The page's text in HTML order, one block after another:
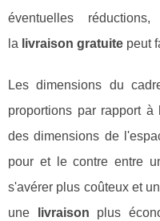
éventuelles
la livraison gratuite peut
Les dimensions du
proportions par rapport
des dimensions de
pour et le contre entre
s'avérer plus coûteux et
une
livraison plus